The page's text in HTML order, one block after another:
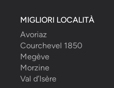
MIGLIORI LOCALITÀ
Avoriaz
Courchevel 1850
Megève
Morzine
Val d’Isère